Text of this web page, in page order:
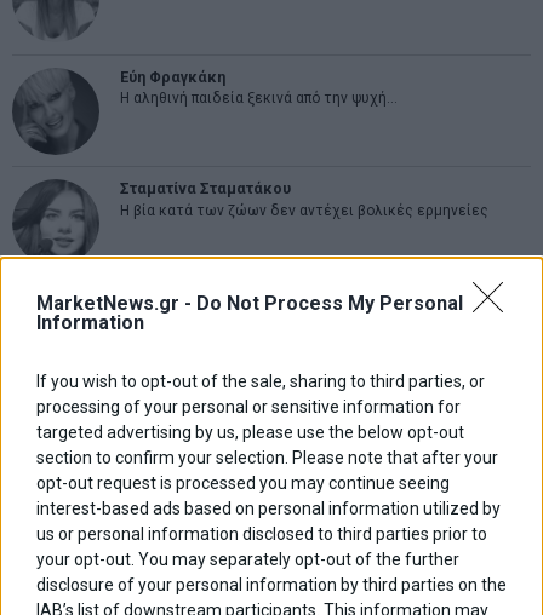
MarketNews.gr - Do Not Process My Personal
Information
If you wish to opt-out of the sale, sharing to third parties, or
processing of your personal or sensitive information for
targeted advertising by us, please use the below opt-out
section to confirm your selection. Please note that after your
opt-out request is processed you may continue seeing
interest-based ads based on personal information utilized by
us or personal information disclosed to third parties prior to
your opt-out. You may separately opt-out of the further
disclosure of your personal information by third parties on the
IAB’s list of downstream participants. This information may
Εύη Φραγκάκη
Η αληθινή παιδεία ξεκινά από την ψυχή…
Σταματίνα Σταματάκου
Η βία κατά των ζώων δεν αντέχει βολικές ερμηνείες
Δημήτρης Καμπουράκης
Από την αποθέωση στην καταγγελία: Η Ελλάδα πάντα
Νικόλαος Φουρτζής
MIT Sloan: Οι AI-driven επιχειρήσεις διαμορφώνουν το νέο
μοντέλο επιχειρηματικότητας
Θανάσης Κρητικός
Στις 11/12 το πρώτο ευρωπαϊκό ντέρμπι «αιωνίων»